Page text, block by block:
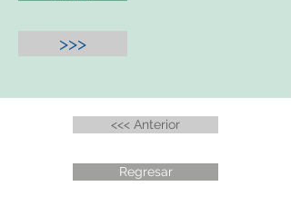
>>>
<<< Anterior
Regresar